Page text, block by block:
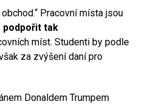
Pracovní místa jsou
podpořit tak
míst. Studenti by podle
za zvýšení daní pro
Donaldem Trumpem